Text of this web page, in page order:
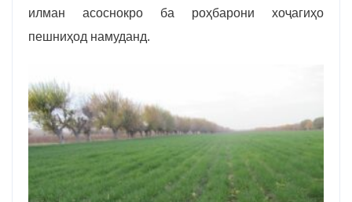
илман асоснокро ба роҳбарони хоҷагиҳо
пешниҳод намуданд.